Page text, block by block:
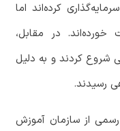
سرمایهگذاری کردهاند اما
خوردهاند. در مقابل،
شروع کردند و به دلیل
رسیدند.
رسمی از سازمان آموزش